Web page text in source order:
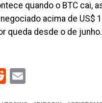
quando o BTC cai,
acima de US$
queda desde o de junho.
Reddit